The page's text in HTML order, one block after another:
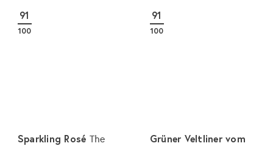
91
100
Sparkling Rosé The
91
100
Grüner Veltliner vom